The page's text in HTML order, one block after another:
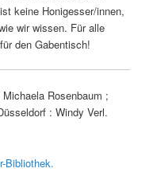
keine Honigesser/innen,
wir wissen. Für alle
den Gabentisch!
Rosenbaum ;
: Windy Verl.
Bibliothek.